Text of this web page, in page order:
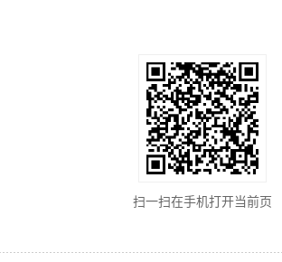
扫一扫在手机打开当前页